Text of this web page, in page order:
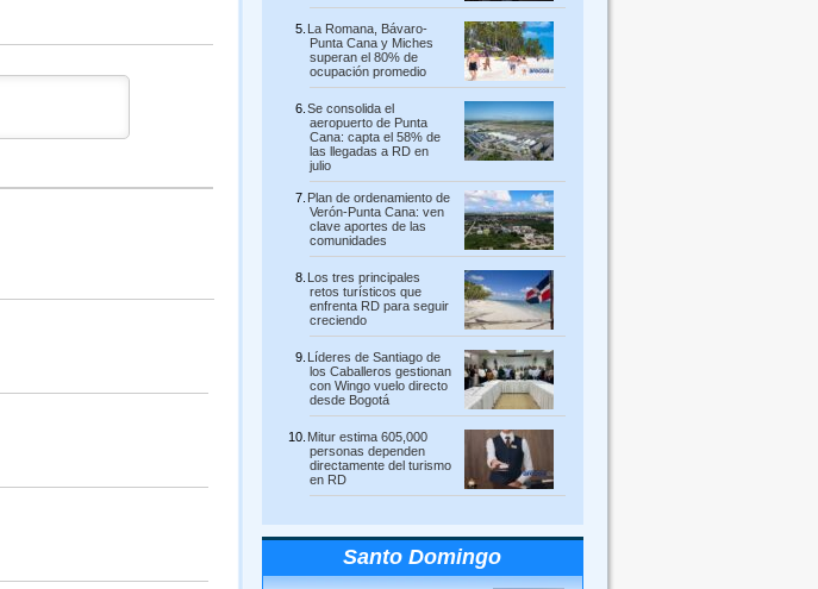
La Romana, Bávaro-
Punta Cana y Miches
superan el 80% de
ocupación promedio
Se consolida el
aeropuerto de Punta
Cana: capta el 58% de
las llegadas a RD en
julio
Plan de ordenamiento de
Verón-Punta Cana: ven
clave aportes de las
comunidades
Los tres principales
retos turísticos que
enfrenta RD para seguir
creciendo
Líderes de Santiago de
los Caballeros gestionan
con Wingo vuelo directo
desde Bogotá
Mitur estima 605,000
personas dependen
directamente del turismo
en RD
Santo Domingo